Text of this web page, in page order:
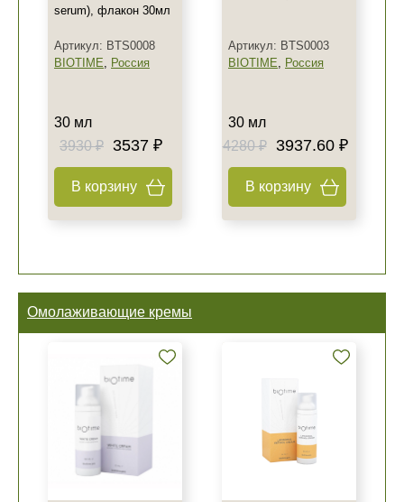
serum), флакон 30мл
Артикул: BTS0008
BIOTIME, Россия
30 мл
3930 ₽
3537 ₽
В корзину
Артикул: BTS0003
BIOTIME, Россия
30 мл
4280 ₽
3937.60 ₽
В корзину
Омолаживающие кремы